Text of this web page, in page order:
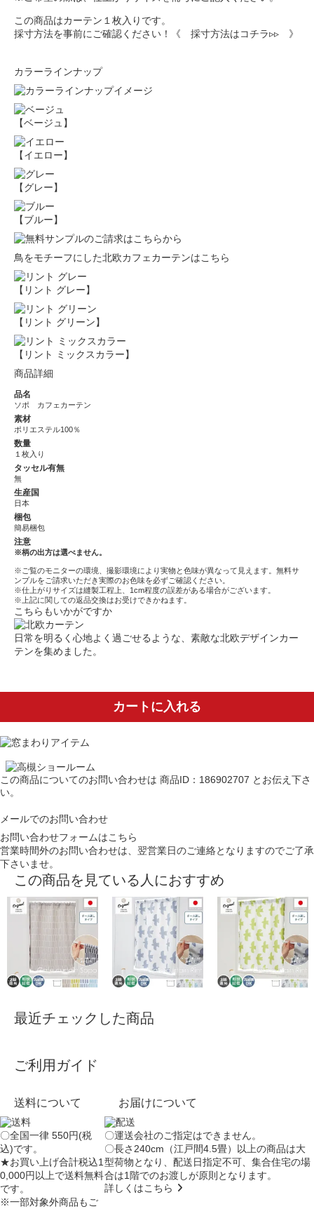
この商品はカーテン１枚入りです。
採寸方法を事前にご確認ください！
《 採寸方法はコチラ▹▹ 》
カラーラインナップ
【ベージュ】
【イエロー】
【グレー】
【ブルー】
鳥をモチーフにした北欧カフェカーテンはこちら
【リント グレー】
【リント グリーン】
【リント ミックスカラー】
商品詳細
品名
ソポ カフェカーテン
素材
ポリエステル100％
数量
１枚入り
タッセル有無
無
生産国
日本
梱包
簡易梱包
注意
※柄の出方は選べません。
※ご覧のモニターの環境、撮影環境により実物と色味が異なって見えます。無料サ
ンプルをご請求いただき実際のお色味を必ずご確認ください。
※仕上がりサイズは縫製工程上、1cm程度の誤差がある場合がございます。
※上記に関しての返品交換はお受けできかねます。
こちらもいかがですか
日常を明るく心地よく過ごせるような、素敵な北欧デザインカー
テンを集めました。
カートに入れる
この商品についてのお問い合わせは 商品ID：186902707 とお伝え下さ
い。
メールでのお問い合わせ
お問い合わせフォームはこちら
営業時間外のお問い合わせは、翌営業日のご連絡となりますのでご了承
下さいませ。
この商品を見ている人におすすめ
最近チェックした商品
ご利用ガイド
送料について
〇全国一律 550円(税
込)です。
★お買い上げ合計税込1
0,000円以上で送料無料
です。
※一部対象外商品もご
お届けについて
〇運送会社のご指定はできません。
〇長さ240cm（江戸間4.5畳）以上の商品は大
型荷物となり、配送日指定不可、集合住宅の場
合は1階でのお渡しが原則となります。
詳しくはこちら